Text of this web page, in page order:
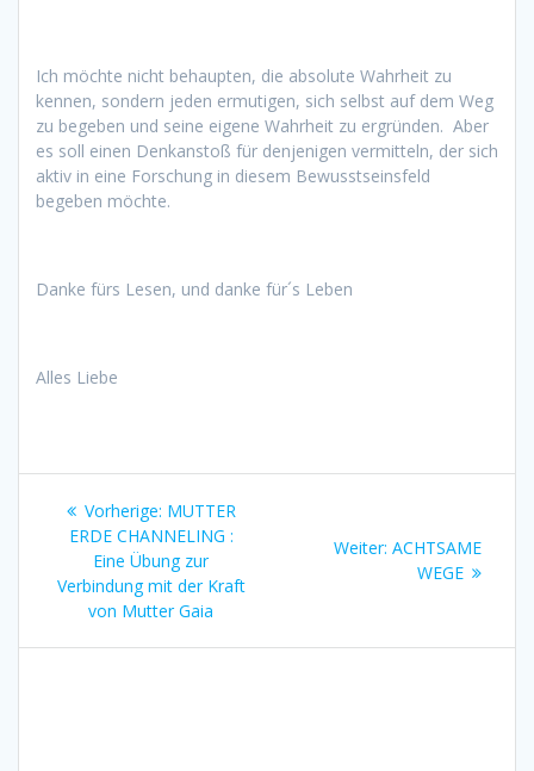
Ich möchte nicht behaupten, die absolute Wahrheit zu
kennen, sondern jeden ermutigen, sich selbst auf dem Weg
zu begeben und seine eigene Wahrheit zu ergründen. Aber
es soll einen Denkanstoß für denjenigen vermitteln, der sich
aktiv in eine Forschung in diesem Bewusstseinsfeld
begeben möchte.
Danke fürs Lesen, und danke für´s Leben
Alles Liebe
Beitragsnavigation
Vorherige: Vorheriger
Beitrag:
MUTTER
ERDE CHANNELING :
Eine Übung zur
Verbindung mit der Kraft
von Mutter Gaia
Weiter: Nächster
Beitrag:
ACHTSAME
WEGE